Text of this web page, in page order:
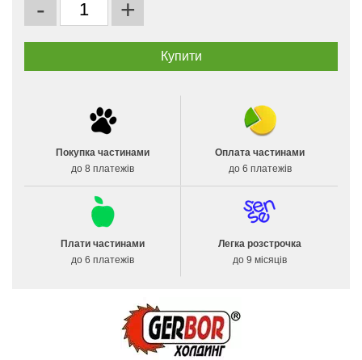
- +
Покупка частинами
до 8 платежів
Оплата частинами
до 6 платежів
Плати частинами
до 6 платежів
Легка розстрочка
до 9 місяців